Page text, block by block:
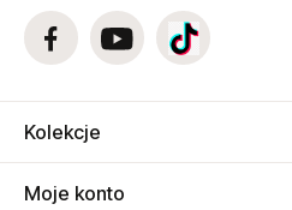
Kolekcje
Moje konto